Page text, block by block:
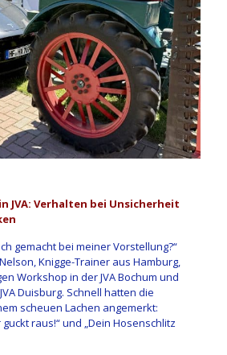
JVA: Verhalten bei Unsicherheit
gemacht bei meiner Vorstellung?“
Knigge-Trainer aus Hamburg,
Workshop in der JVA Bochum und
Duisburg. Schnell hatten die
scheuen Lachen angemerkt:
raus!“ und „Dein Hosenschlitz